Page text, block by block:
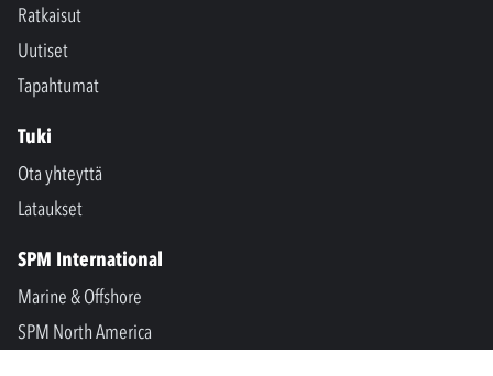
Ratkaisut
Uutiset
Tapahtumat
Tuki
Ota yhteyttä
Lataukset
SPM International
Marine & Offshore
SPM North America